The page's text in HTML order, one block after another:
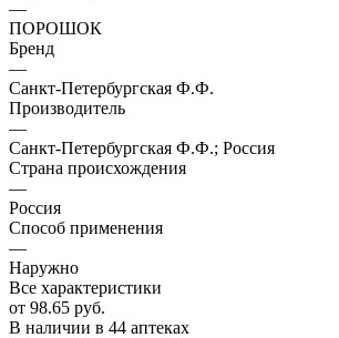
—
ПОРОШОК
Бренд
—
Санкт-Петербургская Ф.Ф.
Производитель
—
Санкт-Петербургская Ф.Ф.; Россия
Страна происхождения
—
Россия
Способ применения
—
Наружно
Все характеристики
от 98.65 руб.
В наличии в 44 аптеках